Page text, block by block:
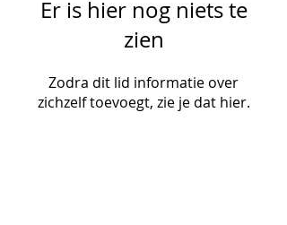
Er is hier nog niets te
zien
Zodra dit lid informatie over
zichzelf toevoegt, zie je dat hier.